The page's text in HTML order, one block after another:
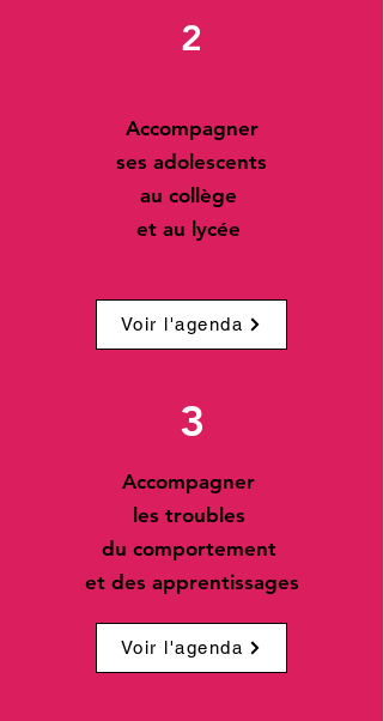
2
Accompagner
ses adolescents
au collège
et au lycée
Voir l'agenda
3
Accompagner
les troubles
du comportement
et des apprentissages
Voir l'agenda